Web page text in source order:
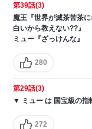
第39話(3)
魔王『世界が滅茶苦茶
白いから教えない??』
ミュー『ざっけんな』
280
第29話(3)
▼ ミュー は 国宝級の指
272